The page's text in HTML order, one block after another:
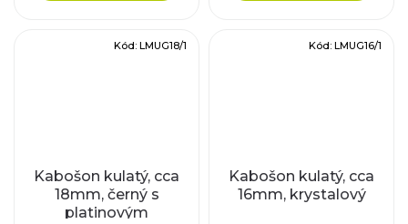
Kabošon kulatý, cca
18mm, černý s
platinovým
Kód: LMUG18/1
Kabošon kulatý, cca
16mm, krystalový
Kód: LMUG16/1